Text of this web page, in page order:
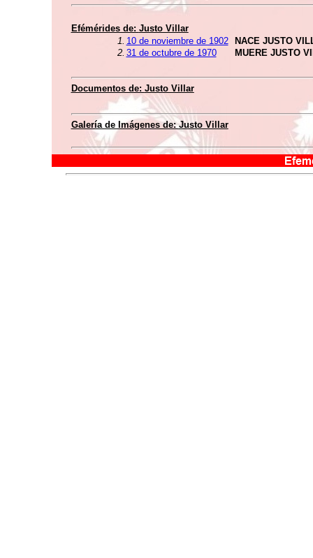
Efémérides de: Justo Villar
1. 10 de noviembre de 1902
NACE JUSTO
2. 31 de octubre de 1970 MUERE JUSTO
Documentos de: Justo Villar
Galería de Imágenes de:Justo Villar